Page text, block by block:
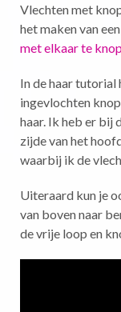
Vlechten met
het maken van
met elkaar te
In de haar tutorial
ingevlochten
haar. Ik heb er bij
zijde van het
waarbij ik de
Uiteraard kun je
van boven naar
de vrije loop en